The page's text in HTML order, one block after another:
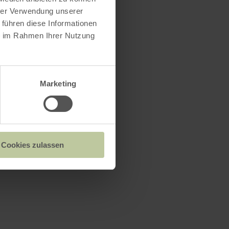
Verwendung unserer
diese Informationen
Rahmen Ihrer Nutzung
Marketing
Cookies zulassen